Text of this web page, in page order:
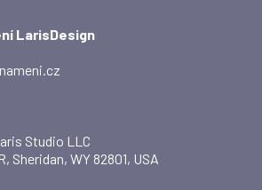
LarisDesign
Studio LLC
Sheridan, WY 82801, USA